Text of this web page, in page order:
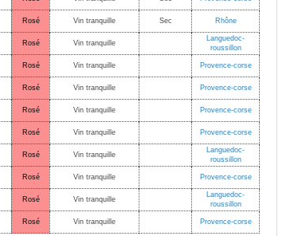
Rosé Vin tranquille Sec Rhône
Rosé Vin tranquille
Languedoc-
roussillon
Rosé Vin tranquille Provence-corse
Rosé Vin tranquille Provence-corse
Rosé Vin tranquille Provence-corse
Rosé Vin tranquille Provence-corse
Rosé Vin tranquille
Languedoc-
roussillon
Rosé Vin tranquille Provence-corse
Rosé Vin tranquille
Languedoc-
roussillon
Rosé Vin tranquille Provence-corse